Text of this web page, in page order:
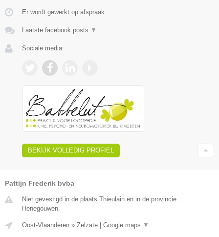
Er wordt gewerkt op afspraak.
Laatste facebook posts ▼
Sociale media:
BEKIJK VOLLEDIG PROFIEL
Pattijn Frederik bvba
Niet gevestigd in de plaats Thieulain en in de provincie
Henegouwen.
Oost-Vlaanderen » Zelzate | Google maps ▼